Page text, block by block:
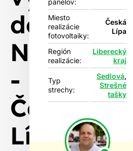
dotace
NZÚ
-
Česká
Lípa
panelov:
Miesto
realizácie
fotovoltaiky:
Česká
Lípa
Región
realizácie:
Liberecký
kraj
Typ
strechy:
Sedlová,
Strešné
tašky